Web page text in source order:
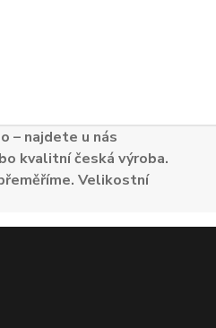
– najdete u nás
kvalitní česká výroba.
Velikostní